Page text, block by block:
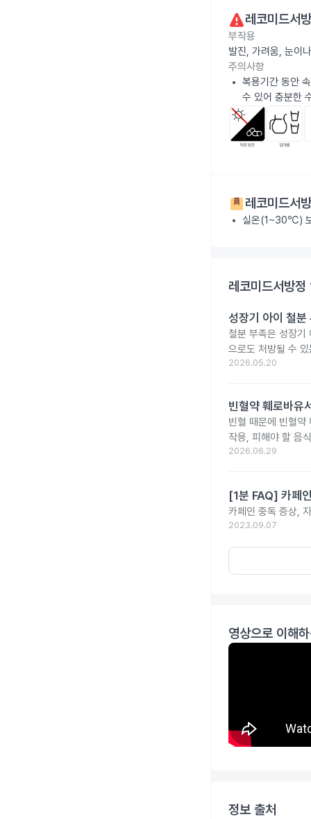
레코미드서
부작용
발진, 가려움, 눈이
주의사항
복용기간 동안
수 있어 충분한
레코미드서
실온(1~30℃)
레코미드서방
성장기 아이 철
철분 부족은 성장기
으로도 처방될 수
2026.05.20
빈혈약 훼로바유
빈혈 때문에 빈혈약
작용, 피해야 할 음
2026.06.29
[1분 FAQ] 카페
카페인 중독 증상,
2023.09.07
영상으로 이해
정보 출처